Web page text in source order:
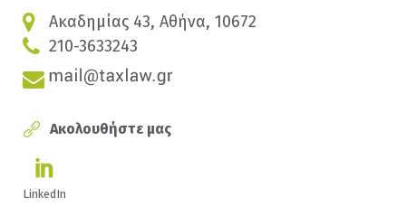
Ακαδημίας 43, Αθήνα, 10672
210-3633243
Ακολουθήστε μας
LinkedIn